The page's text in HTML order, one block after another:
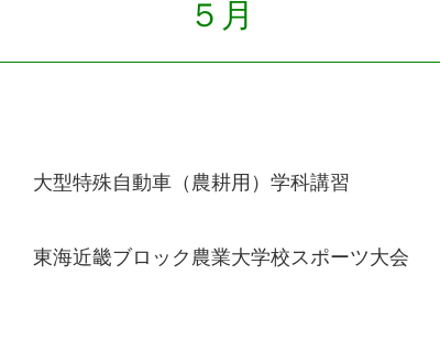
５月
大型特殊自動車（農耕用）学科講習
東海近畿ブロック農業大学校スポーツ大会